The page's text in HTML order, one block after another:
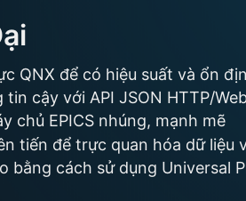
QNX để có hiệu suất và ổn
cậy với API JSON HTTP/
chủ EPICS nhúng, mạnh mẽ
tiến để trực quan hóa dữ liệu
bằng cách sử dụng Universal